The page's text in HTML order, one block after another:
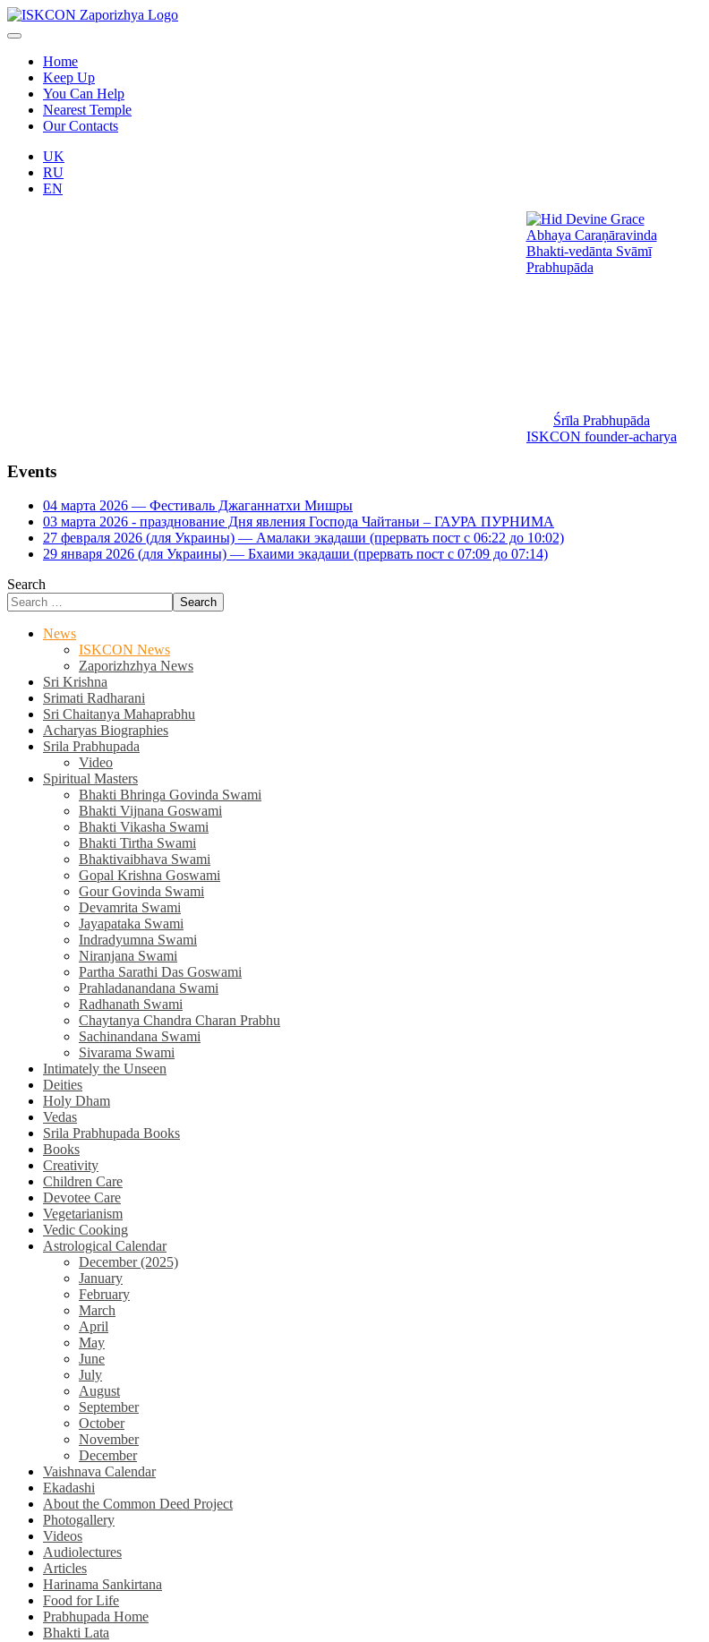
Home
Keep Up
You Can Help
Nearest Temple
Our Contacts
UK
RU
EN
Śrīla Prabhupāda
ISKCON founder-acharya
Events
04 марта 2026 — Фестиваль Джаганнатхи Мишры
03 марта 2026 - празднование Дня явления Господа Чайтаньи – ГАУРА ПУРНИМА
27 февраля 2026 (для Украины) — Амалаки экадаши (прервать пост с 06:22 до 10:02)
29 января 2026 (для Украины) — Бхаими экадаши (прервать пост с 07:09 до 07:14)
Search
Search
News
ISKCON News
Zaporizhzhya News
Sri Krishna
Srimati Radharani
Sri Chaitanya Mahaprabhu
Acharyas Biographies
Srila Prabhupada
Video
Spiritual Masters
Bhakti Bhringa Govinda Swami
Bhakti Vijnana Goswami
Bhakti Vikasha Swami
Bhakti Tirtha Swami
Bhaktivaibhava Swami
Gopal Krishna Goswami
Gour Govinda Swami
Devamrita Swami
Jayapataka Swami
Indradyumna Swami
Niranjana Swami
Partha Sarathi Das Goswami
Prahladanandana Swami
Radhanath Swami
Chaytanya Chandra Charan Prabhu
Sachinandana Swami
Sivarama Swami
Intimately the Unseen
Deities
Holy Dham
Vedas
Srila Prabhupada Books
Books
Creativity
Children Care
Devotee Care
Vegetarianism
Vedic Cooking
Astrological Calendar
December (2025)
January
February
March
April
May
June
July
August
September
October
November
December
Vaishnava Calendar
Ekadashi
About the Common Deed Project
Photogallery
Videos
Audiolectures
Articles
Harinama Sankirtana
Food for Life
Prabhupada Home
Bhakti Lata